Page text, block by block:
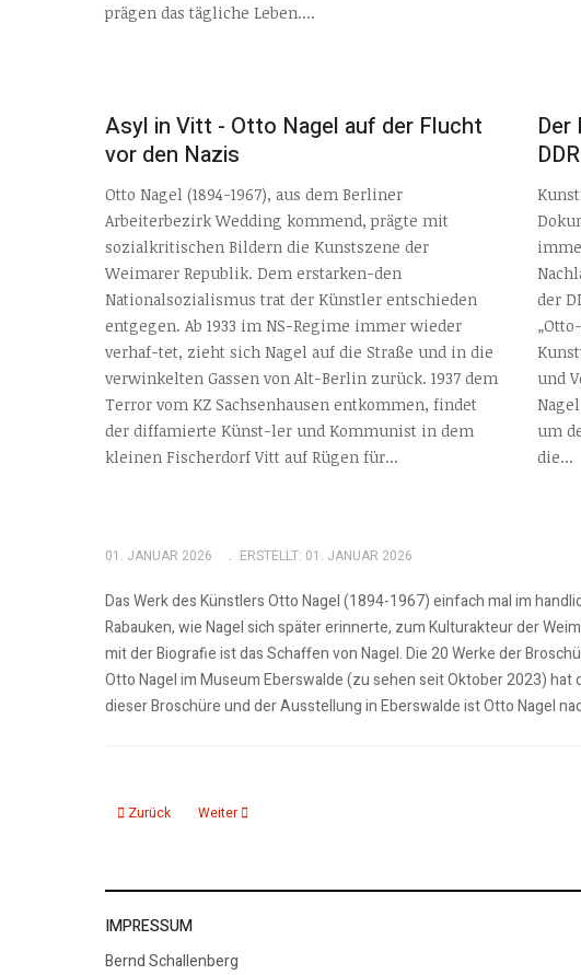
prägen das tägliche Leben....
Asyl in Vitt - Otto Nagel auf der Flucht
vor den Nazis
Otto Nagel (1894-1967), aus dem Berliner
Arbeiterbezirk Wedding kommend, prägte mit
sozialkritischen Bildern die Kunstszene der
Weimarer Republik. Dem erstarken-den
Nationalsozialismus trat der Künstler entschieden
entgegen. Ab 1933 im NS-Regime immer wieder
verhaf-tet, zieht sich Nagel auf die Straße und in die
verwinkelten Gassen von Alt-Berlin zurück. 1937 dem
Terror vom KZ Sachsenhausen entkommen, findet
der diffamierte Künst-ler und Kommunist in dem
kleinen Fischerdorf Vitt auf Rügen für...
Der
DDR
der
und
um
die...
01. JANUAR 2026 ERSTELLT: 01. JANUAR 2026
Das Werk des Künstlers Otto Nagel (1894-1967) einfach mal im
Rabauken, wie Nagel sich später erinnerte, zum Kulturakteur der
mit der Biografie ist das Schaffen von Nagel. Die 20 Werke der
Otto Nagel im Museum Eberswalde (zu sehen seit Oktober 2023)
dieser Broschüre und der Ausstellung in Eberswalde ist Otto Nagel
Vorheriger Beitrag: 29.01.26: Asyl in Vitt
Zurück Nächster Beitrag: Asyl in Vitt - Otto Nagel auf der Flucht vor den
Weiter
IMPRESSUM
Bernd Schallenberg